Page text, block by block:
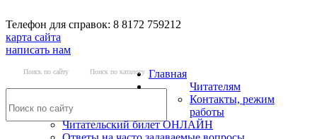
Телефон для справок: 8 8172 759212
карта сайта
написать нам
Поиск по сайту Поиск по каталогу Главная
Читателям
Контакты, режим
работы
Читательский билет ОНЛАЙН